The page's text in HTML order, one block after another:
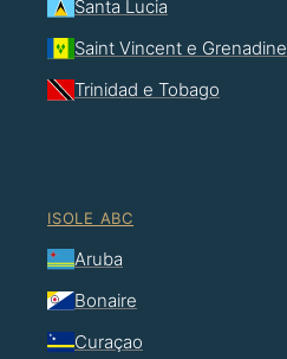
Santa Lucia
Saint Vincent e Grenadine
Trinidad e Tobago
ISOLE ABC
Aruba
Bonaire
Curaçao